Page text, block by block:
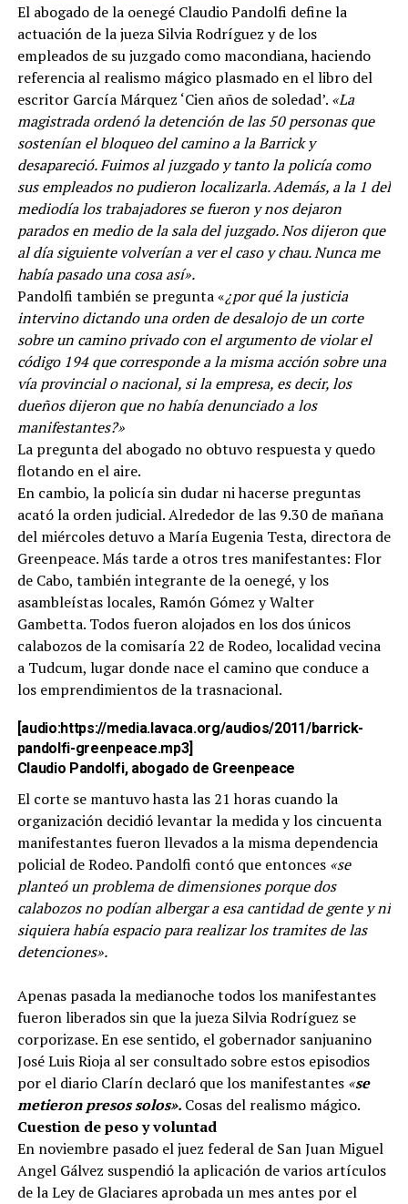
El abogado de la oenegé Claudio Pandolfi define la
actuación de la jueza Silvia Rodríguez y de los
empleados de su juzgado como macondiana, haciendo
referencia al realismo mágico plasmado en el libro del
escritor García Márquez ‘Cien años de soledad’. «La
magistrada ordenó la detención de las 50 personas que
sostenían el bloqueo del camino a la Barrick y
desapareció. Fuimos al juzgado y tanto la policía como
sus empleados no pudieron localizarla. Además, a la 1 del
mediodía los trabajadores se fueron y nos dejaron
parados en medio de la sala del juzgado. Nos dijeron que
al día siguiente volverían a ver el caso y chau. Nunca me
había pasado una cosa así».
Pandolfi también se pregunta «¿por qué la justicia
intervino dictando una orden de desalojo de un corte
sobre un camino privado con el argumento de violar el
código 194 que corresponde a la misma acción sobre una
vía provincial o nacional, si la empresa, es decir, los
dueños dijeron que no había denunciado a los
manifestantes?»
La pregunta del abogado no obtuvo respuesta y quedo
flotando en el aire.
En cambio, la policía sin dudar ni hacerse preguntas
acató la orden judicial. Alrededor de las 9.30 de mañana
del miércoles detuvo a María Eugenia Testa, directora de
Greenpeace. Más tarde a otros tres manifestantes: Flor
de Cabo, también integrante de la oenegé, y los
asambleístas locales, Ramón Gómez y Walter
Gambetta. Todos fueron alojados en los dos únicos
calabozos de la comisaría 22 de Rodeo, localidad vecina
a Tudcum, lugar donde nace el camino que conduce a
los emprendimientos de la trasnacional.
[audio:https://media.lavaca.org/audios/2011/barrick-
pandolfi-greenpeace.mp3]
Claudio Pandolfi, abogado de Greenpeace
El corte se mantuvo hasta las 21 horas cuando la
organización decidió levantar la medida y los cincuenta
manifestantes fueron llevados a la misma dependencia
policial de Rodeo. Pandolfi contó que entonces «se
planteó un problema de dimensiones porque dos
calabozos no podían albergar a esa cantidad de gente y ni
siquiera había espacio para realizar los tramites de las
detenciones».
Apenas pasada la medianoche todos los manifestantes
fueron liberados sin que la jueza Silvia Rodríguez se
corporizase. En ese sentido, el gobernador sanjuanino
José Luis Rioja al ser consultado sobre estos episodios
por el diario Clarín declaró que los manifestantes «se
metieron presos solos». Cosas del realismo mágico.
Cuestion de peso y voluntad
En noviembre pasado el juez federal de San Juan Miguel
Angel Gálvez suspendió la aplicación de varios artículos
de la Ley de Glaciares aprobada un mes antes por el